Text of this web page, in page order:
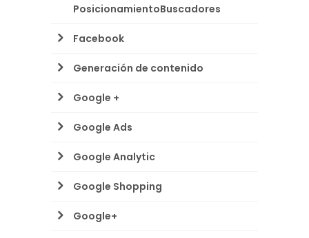
PosicionamientoBuscadores
Facebook
Generación de contenido
Google +
Google Ads
Google Analytic
Google Shopping
Google+